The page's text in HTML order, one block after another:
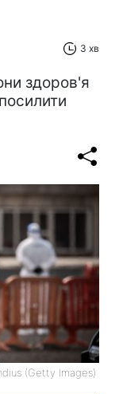
3 хв
здоров'я
(Getty Images)